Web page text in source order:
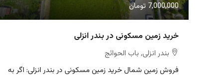
7,000,000 تومان
خرید زمین مسکونی در بندر انزلی
بندر انزلی, باب الحوائج
فروش زمین شمال خرید زمین مسکونی در بندر انزلی: اگر به